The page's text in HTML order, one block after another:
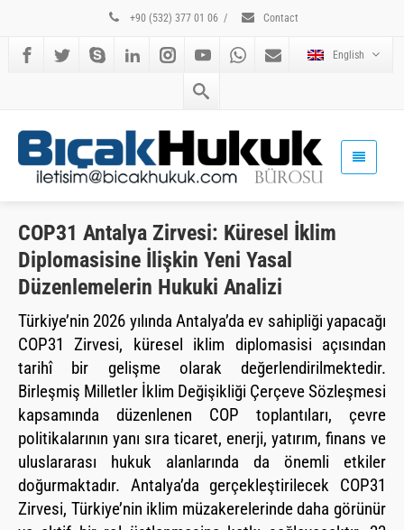
+90 (532) 377 01 06 / Contact
English
COP31 Antalya Zirvesi: Küresel İklim
Diplomasisine İlişkin Yeni Yasal
Düzenlemelerin Hukuki Analizi
Türkiye’nin 2026 yılında Antalya’da ev sahipliği yapacağı
COP31 Zirvesi, küresel iklim diplomasisi açısından
tarihî bir gelişme olarak değerlendirilmektedir.
Birleşmiş Milletler İklim Değişikliği Çerçeve Sözleşmesi
kapsamında düzenlenen COP toplantıları, çevre
politikalarının yanı sıra ticaret, enerji, yatırım, finans ve
uluslararası hukuk alanlarında da önemli etkiler
doğurmaktadır. Antalya’da gerçekleştirilecek COP31
Zirvesi, Türkiye’nin iklim müzakerelerinde daha görünür